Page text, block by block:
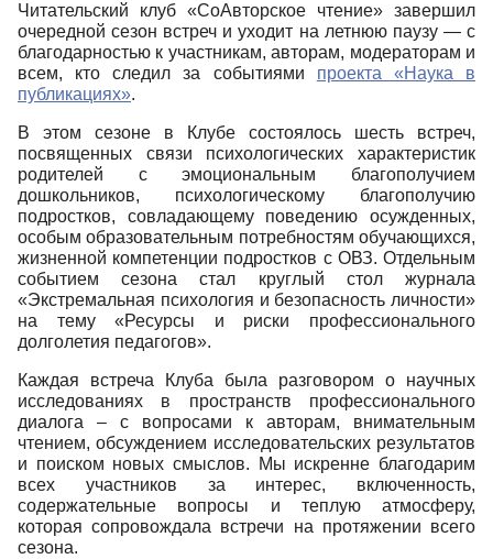
Читательский клуб «СоАвторское чтение» завершил
очередной сезон встреч и уходит на летнюю паузу — с
благодарностью к участникам, авторам, модераторам и
всем, кто следил за событиями проекта «Наука в
публикациях».
В этом сезоне в Клубе состоялось шесть встреч,
посвященных связи психологических характеристик
родителей с эмоциональным благополучием
дошкольников, психологическому благополучию
подростков, совладающему поведению осужденных,
особым образовательным потребностям обучающихся,
жизненной компетенции подростков с ОВЗ. Отдельным
событием сезона стал круглый стол журнала
«Экстремальная психология и безопасность личности»
на тему «Ресурсы и риски профессионального
долголетия педагогов».
Каждая встреча Клуба была разговором о научных
исследованиях в пространств профессионального
диалога – с вопросами к авторам, внимательным
чтением, обсуждением исследовательских результатов
и поиском новых смыслов. Мы искренне благодарим
всех участников за интерес, включенность,
содержательные вопросы и теплую атмосферу,
которая сопровождала встречи на протяжении всего
сезона.